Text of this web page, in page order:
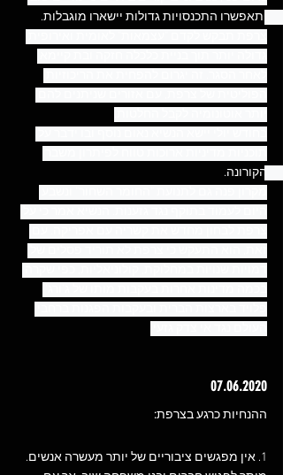
יתאפשרו התכנסויות גדולות יישארו מוגבלות.
הקורונה.
07.06.2020
ההנחיות כרגע בצרפת:
1. אין מפגשים ציבוריים של יותר מעשרה אנשים.